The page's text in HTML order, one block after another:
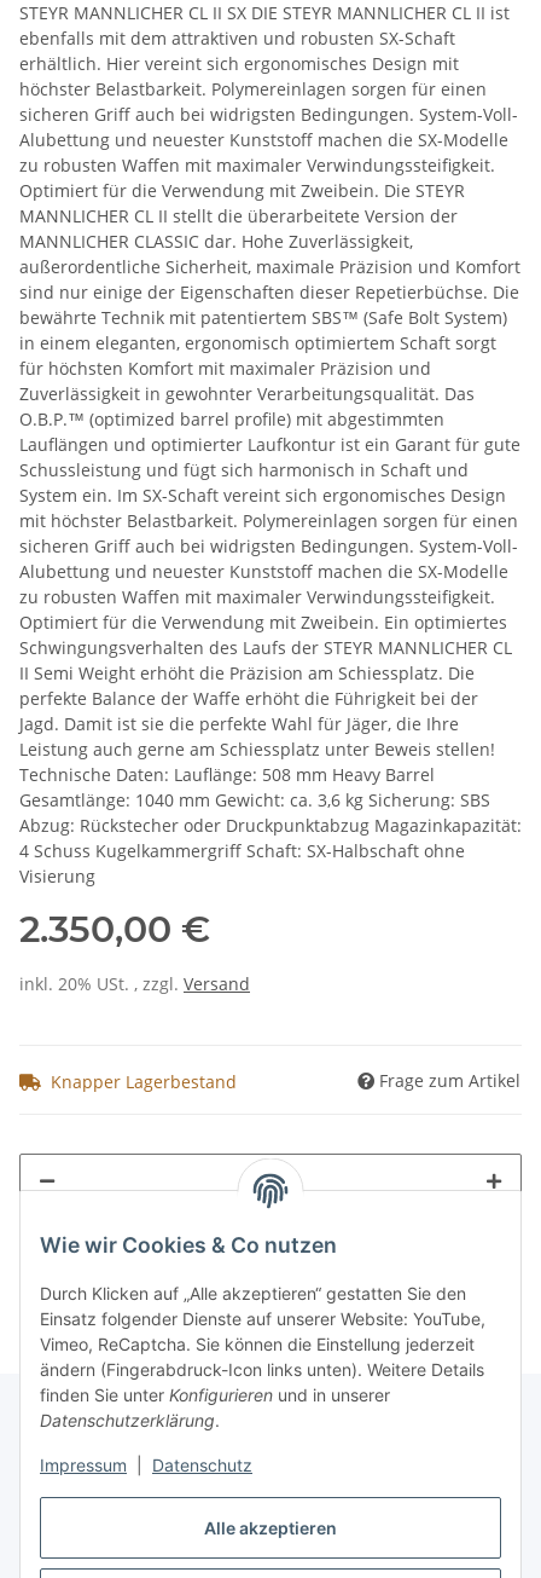
Alle akzeptieren
Wie wir Cookies & Co nutzen
Durch Klicken auf „Alle akzeptieren“ gestatten Sie den
Einsatz folgender Dienste auf unserer Website: YouTube,
Vimeo, ReCaptcha. Sie können die Einstellung jederzeit
ändern (Fingerabdruck-Icon links unten). Weitere Details
finden Sie unter Konfigurieren und in unserer
Datenschutzerklärung.
Impressum Datenschutz
STEYR MANNLICHER CL II SX DIE STEYR MANNLICHER CL II ist
ebenfalls mit dem attraktiven und robusten SX-Schaft
erhältlich. Hier vereint sich ergonomisches Design mit
höchster Belastbarkeit. Polymereinlagen sorgen für einen
sicheren Griff auch bei widrigsten Bedingungen. System-Voll-
Alubettung und neuester Kunststoff machen die SX-Modelle
zu robusten Waffen mit maximaler Verwindungssteifigkeit.
Optimiert für die Verwendung mit Zweibein. Die STEYR
MANNLICHER CL II stellt die überarbeitete Version der
MANNLICHER CLASSIC dar. Hohe Zuverlässigkeit,
außerordentliche Sicherheit, maximale Präzision und Komfort
sind nur einige der Eigenschaften dieser Repetierbüchse. Die
bewährte Technik mit patentiertem SBS™ (Safe Bolt System)
in einem eleganten, ergonomisch optimiertem Schaft sorgt
für höchsten Komfort mit maximaler Präzision und
Zuverlässigkeit in gewohnter Verarbeitungsqualität. Das
O.B.P.™ (optimized barrel profile) mit abgestimmten
Lauflängen und optimierter Laufkontur ist ein Garant für gute
Schussleistung und fügt sich harmonisch in Schaft und
System ein. Im SX-Schaft vereint sich ergonomisches Design
mit höchster Belastbarkeit. Polymereinlagen sorgen für einen
sicheren Griff auch bei widrigsten Bedingungen. System-Voll-
Alubettung und neuester Kunststoff machen die SX-Modelle
zu robusten Waffen mit maximaler Verwindungssteifigkeit.
Optimiert für die Verwendung mit Zweibein. Ein optimiertes
Schwingungsverhalten des Laufs der STEYR MANNLICHER CL
II Semi Weight erhöht die Präzision am Schiessplatz. Die
perfekte Balance der Waffe erhöht die Führigkeit bei der
Jagd. Damit ist sie die perfekte Wahl für Jäger, die Ihre
Leistung auch gerne am Schiessplatz unter Beweis stellen!
Technische Daten: Lauflänge: 508 mm Heavy Barrel
Gesamtlänge: 1040 mm Gewicht: ca. 3,6 kg Sicherung: SBS
Abzug: Rückstecher oder Druckpunktabzug Magazinkapazität:
4 Schuss Kugelkammergriff Schaft: SX-Halbschaft ohne
Visierung
2.350,00 €
inkl. 20% USt. , zzgl. Versand
Knapper Lagerbestand Frage zum Artikel
Informationen
Gesetzliche Informationen